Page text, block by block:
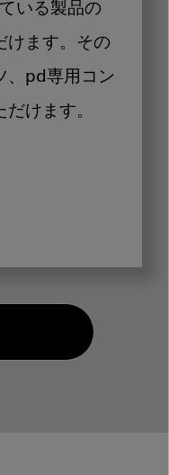
いる製品の
けます。その
、pd専用コン
けます。